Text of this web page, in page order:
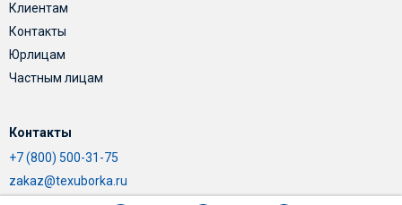
Клиентам
Контакты
Юрлицам
Частным лицам
Контакты
+7 (800) 500-31-75
zakaz@texuborka.ru